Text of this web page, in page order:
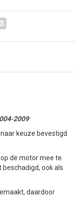
2009
keuze bevestigd
de motor mee te
ook als
daardoor